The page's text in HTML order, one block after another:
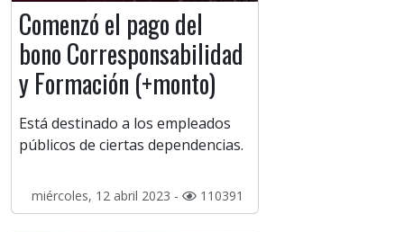
Comenzó el pago del
bono Corresponsabilidad
y Formación (+monto)
Está destinado a los empleados
públicos de ciertas dependencias.
miércoles, 12 abril 2023 - 110391